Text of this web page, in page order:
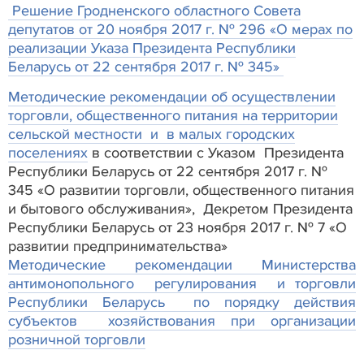
Решение Гродненского областного Совета
депутатов от 20 ноября 2017 г. № 296 «О мерах по
реализации Указа Президента Республики
Беларусь от 22 сентября 2017 г. № 345»
Методические рекомендации об осуществлении
торговли, общественного питания на территории
сельской местности и в малых городских
поселениях в соответствии с Указом Президента
Республики Беларусь от 22 сентября 2017 г. №
345 «О развитии торговли, общественного питания
и бытового обслуживания», Декретом Президента
Республики Беларусь от 23 ноября 2017 г. № 7 «О
развитии предпринимательства»
Методические рекомендации Министерства
антимонопольного регулирования и торговли
Республики Беларусь по порядку действия
субъектов хозяйствования при организации
розничной торговли